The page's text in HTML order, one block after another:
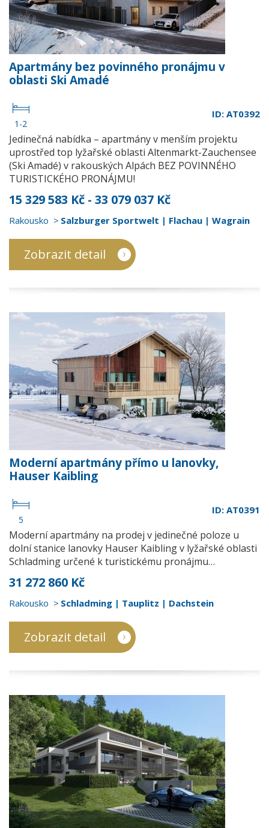
Apartmány bez povinného pronájmu v
oblasti Ski Amadé
1-2
ID: AT0392
Jedinečná nabídka – apartmány v menším projektu
uprostřed top lyžařské oblasti Altenmarkt-Zauchensee
(Ski Amadé) v rakouských Alpách BEZ POVINNÉHO
TURISTICKÉHO PRONÁJMU!
15 329 583 Kč - 33 079 037 Kč
Rakousko Salzburger Sportwelt | Flachau | Wagrain
Zobrazit detail
Moderní apartmány přímo u lanovky,
Hauser Kaibling
5
ID: AT0391
Moderní apartmány na prodej v jedinečné poloze u
dolní stanice lanovky Hauser Kaibling v lyžařské oblasti
Schladming určené k turistickému pronájmu…
31 272 860 Kč
Rakousko Schladming | Tauplitz | Dachstein
Zobrazit detail